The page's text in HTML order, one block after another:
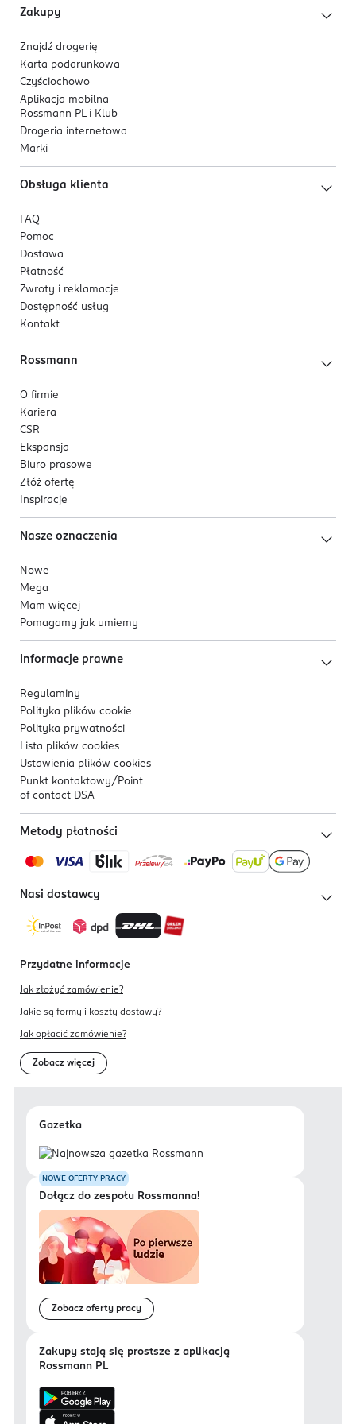
Zakupy
Znajdź drogerię
Karta podarunkowa
Czyściochowo
Aplikacja mobilna
Rossmann PL i Klub
Drogeria internetowa
Marki
Obsługa klienta
FAQ
Pomoc
Dostawa
Płatność
Zwroty i reklamacje
Dostępność usług
Kontakt
Rossmann
O firmie
Kariera
CSR
Ekspansja
Biuro prasowe
Złóż ofertę
Inspiracje
Nasze oznaczenia
Nowe
Mega
Mam więcej
Pomagamy jak umiemy
Informacje prawne
Regulaminy
Polityka plików cookie
Polityka prywatności
Lista plików cookies
Ustawienia plików cookies
Punkt kontaktowy/ Point
of contact DSA
Metody płatności
Nasi dostawcy
Przydatne informacje
Jak złożyć zamówienie?
Jakie są formy i koszty dostawy?
Jak opłacić zamówienie?
Zobacz więcej
Gazetka
NOWE OFERTY PRACY
Dołącz do zespołu Rossmanna!
Zobacz oferty pracy
Zakupy stają się prostsze z aplikacją
Rossmann PL